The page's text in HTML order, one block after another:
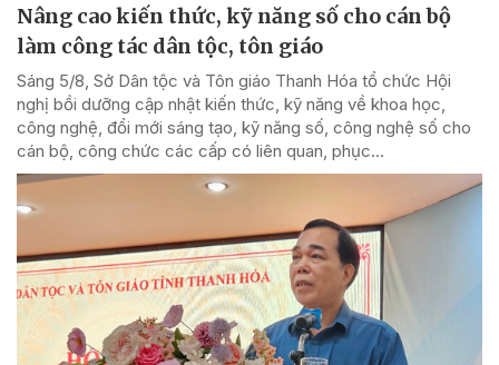
Nâng cao kiến thức, kỹ năng số cho cán bộ
làm công tác dân tộc, tôn giáo
Sáng 5/8, Sở Dân tộc và Tôn giáo Thanh Hóa tổ chức Hội
nghị bồi dưỡng cập nhật kiến thức, kỹ năng về khoa học,
công nghệ, đổi mới sáng tạo, kỹ năng số, công nghệ số cho
cán bộ, công chức các cấp có liên quan, phục...